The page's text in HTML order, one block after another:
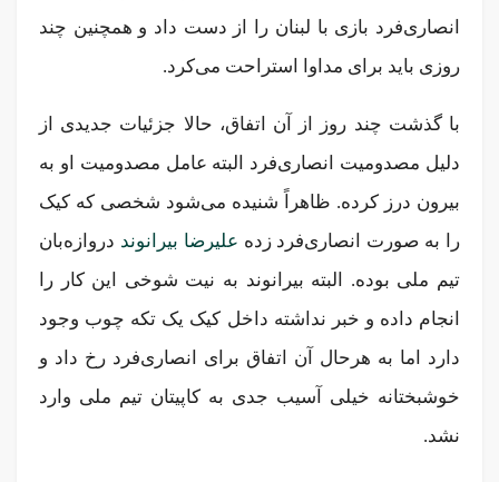
انصاری‌فرد بازی با لبنان را از دست داد و همچنین چند
روزی باید برای مداوا استراحت می‌کرد.
با گذشت چند روز از آن اتفاق، حالا جزئیات جدیدی از
دلیل مصدومیت انصاری‌فرد البته عامل مصدومیت او به
بیرون درز کرده. ظاهراً شنیده می‌شود شخصی که کیک
را به صورت انصاری‌فرد زده علیرضا بیرانوند دروازه‌بان
تیم ملی بوده. البته بیرانوند به نیت شوخی این کار را
انجام داده و خبر نداشته داخل کیک یک تکه چوب وجود
دارد اما به هرحال آن اتفاق برای انصاری‌فرد رخ داد و
خوشبختانه خیلی آسیب جدی به کاپیتان تیم ملی وارد
نشد.